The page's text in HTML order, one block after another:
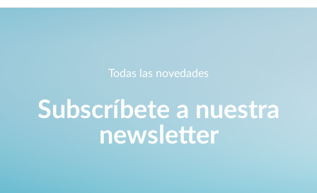
Todas las novedades
Subscríbete a nuestra
newsletter